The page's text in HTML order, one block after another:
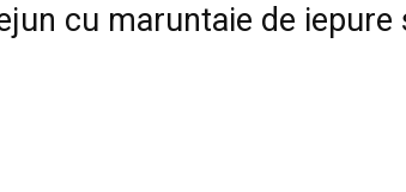
cu maruntaie de iepure